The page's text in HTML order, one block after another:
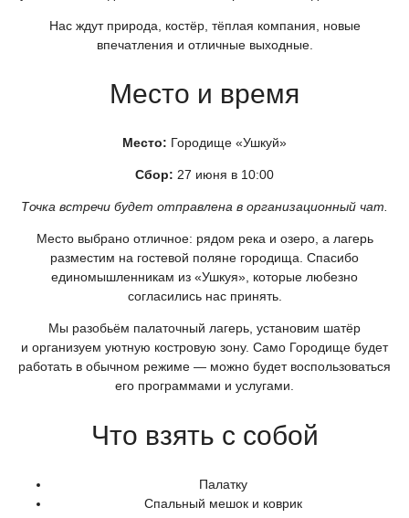
Нас ждут природа, костёр, тёплая компания, новые
впечатления и отличные выходные.
Место и время
Место: Городище «Ушкуй»
Сбор: 27 июня в 10:00
Точка встречи будет отправлена в организационный чат.
Место выбрано отличное: рядом река и озеро, а лагерь
разместим на гостевой поляне городища. Спасибо
единомышленникам из «Ушкуя», которые любезно
согласились нас принять.
Мы разобьём палаточный лагерь, установим шатёр
и организуем уютную костровую зону. Само Городище будет
работать в обычном режиме — можно будет воспользоваться
его программами и услугами.
Что взять с собой
Палатку
Спальный мешок и коврик